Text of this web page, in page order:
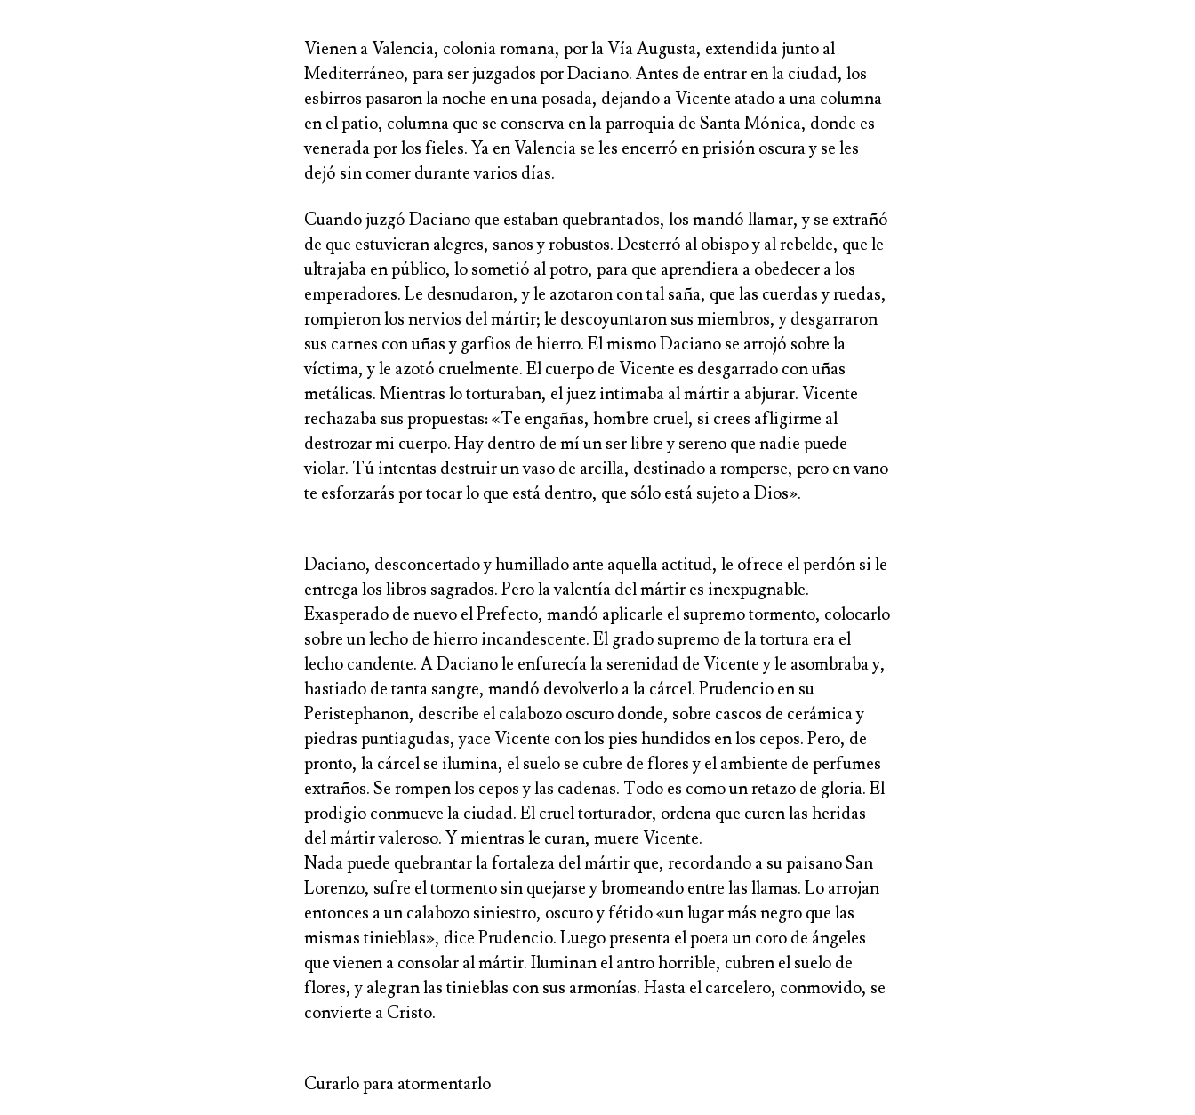
Vienen a Valencia, colonia romana, por la Vía Augusta, extendida junto al
Mediterráneo, para ser juzgados por Daciano. Antes de entrar en la ciudad, los
esbirros pasaron la noche en una posada, dejando a Vicente atado a una columna
en el patio, columna que se conserva en la parroquia de Santa Mónica, donde es
venerada por los fieles. Ya en Valencia se les encerró en prisión oscura y se les
dejó sin comer durante varios días.
Cuando juzgó Daciano que estaban quebrantados, los mandó llamar, y se extrañó
de que estuvieran alegres, sanos y robustos. Desterró al obispo y al rebelde, que le
ultrajaba en público, lo sometió al potro, para que aprendiera a obedecer a los
emperadores. Le desnudaron, y le azotaron con tal saña, que las cuerdas y ruedas,
rompieron los nervios del mártir; le descoyuntaron sus miembros, y desgarraron
sus carnes con uñas y garfios de hierro. El mismo Daciano se arrojó sobre la
víctima, y le azotó cruelmente. El cuerpo de Vicente es desgarrado con uñas
metálicas. Mientras lo torturaban, el juez intimaba al mártir a abjurar. Vicente
rechazaba sus propuestas: «Te engañas, hombre cruel, si crees afligirme al
destrozar mi cuerpo. Hay dentro de mí un ser libre y sereno que nadie puede
violar. Tú intentas destruir un vaso de arcilla, destinado a romperse, pero en vano
te esforzarás por tocar lo que está dentro, que sólo está sujeto a Dios».
Daciano, desconcertado y humillado ante aquella actitud, le ofrece el perdón si le
entrega los libros sagrados. Pero la valentía del mártir es inexpugnable.
Exasperado de nuevo el Prefecto, mandó aplicarle el supremo tormento, colocarlo
sobre un lecho de hierro incandescente. El grado supremo de la tortura era el
lecho candente. A Daciano le enfurecía la serenidad de Vicente y le asombraba y,
hastiado de tanta sangre, mandó devolverlo a la cárcel. Prudencio en su
Peristephanon, describe el calabozo oscuro donde, sobre cascos de cerámica y
piedras puntiagudas, yace Vicente con los pies hundidos en los cepos. Pero, de
pronto, la cárcel se ilumina, el suelo se cubre de flores y el ambiente de perfumes
extraños. Se rompen los cepos y las cadenas. Todo es como un retazo de gloria. El
prodigio conmueve la ciudad. El cruel torturador, ordena que curen las heridas
del mártir valeroso. Y mientras le curan, muere Vicente.
Nada puede quebrantar la fortaleza del mártir que, recordando a su paisano San
Lorenzo, sufre el tormento sin quejarse y bromeando entre las llamas. Lo arrojan
entonces a un calabozo siniestro, oscuro y fétido «un lugar más negro que las
mismas tinieblas», dice Prudencio. Luego presenta el poeta un coro de ángeles
que vienen a consolar al mártir. Iluminan el antro horrible, cubren el suelo de
flores, y alegran las tinieblas con sus armonías. Hasta el carcelero, conmovido, se
convierte a Cristo.
Curarlo para atormentarlo